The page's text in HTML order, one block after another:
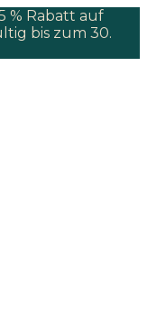
% Rabatt auf
bis zum 30.